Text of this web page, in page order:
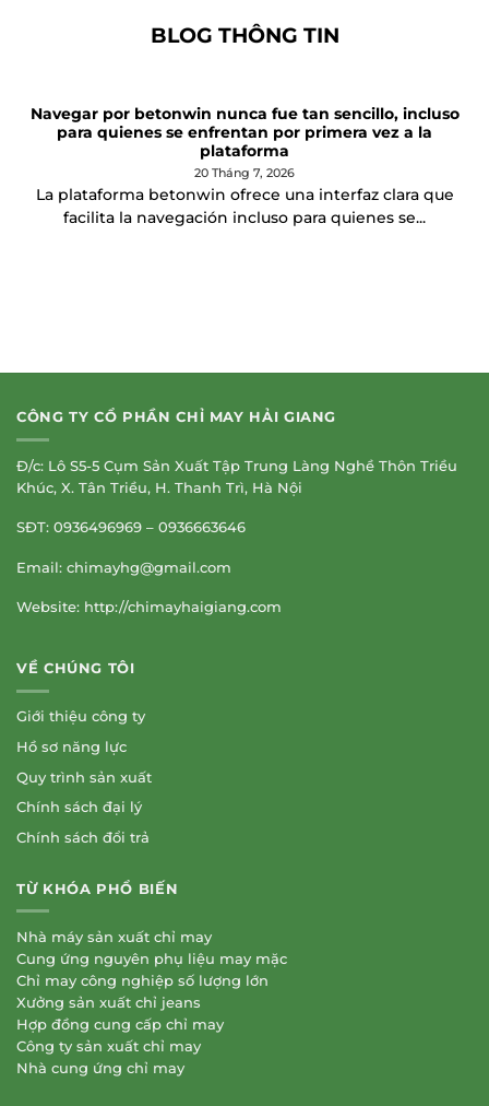
BLOG THÔNG TIN
Navegar por betonwin nunca fue tan sencillo, incluso
para quienes se enfrentan por primera vez a la
plataforma
20 Tháng 7, 2026
La plataforma betonwin ofrece una interfaz clara que
facilita la navegación incluso para quienes se...
CÔNG TY CỔ PHẦN CHỈ MAY HẢI GIANG
Đ/c: Lô S5-5 Cụm Sản Xuất Tập Trung Làng Nghề Thôn Triều
Khúc, X. Tân Triều, H. Thanh Trì, Hà Nội
SĐT: 0936496969 – 0936663646
Email: chimayhg@gmail.com
Website: http://chimayhaigiang.com
VỀ CHÚNG TÔI
Giới thiệu công ty
Hồ sơ năng lực
Quy trình sản xuất
Chính sách đại lý
Chính sách đổi trả
TỪ KHÓA PHỔ BIẾN
Nhà máy sản xuất chỉ may
Cung ứng nguyên phụ liệu may mặc
Chỉ may công nghiệp số lượng lớn
Xưởng sản xuất chỉ jeans
Hợp đồng cung cấp chỉ may
Công ty sản xuất chỉ may
Nhà cung ứng chỉ may